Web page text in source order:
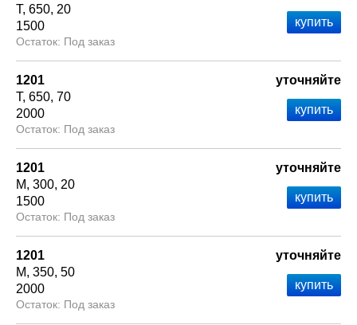
Т 650 20
1500
Под заказ
1201
Т 650 70
2000
Под заказ
уточняйте
1201
М 300 20
1500
Под заказ
уточняйте
1201
М 350 50
2000
Под заказ
уточняйте